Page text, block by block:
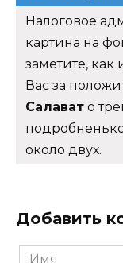
Налоговое
картина на
заметите, как
Вас за
Салават о
около двух.
Добавить
Имя